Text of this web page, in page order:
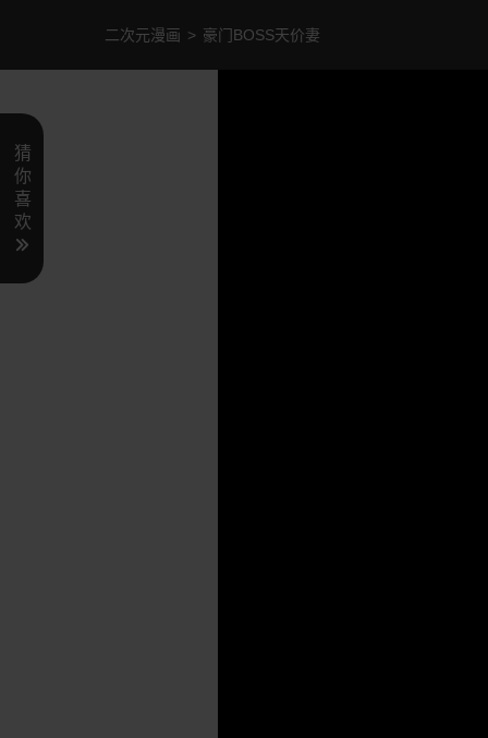
二次元漫画 > 豪门BOSS天价妻
猜
你
喜
欢